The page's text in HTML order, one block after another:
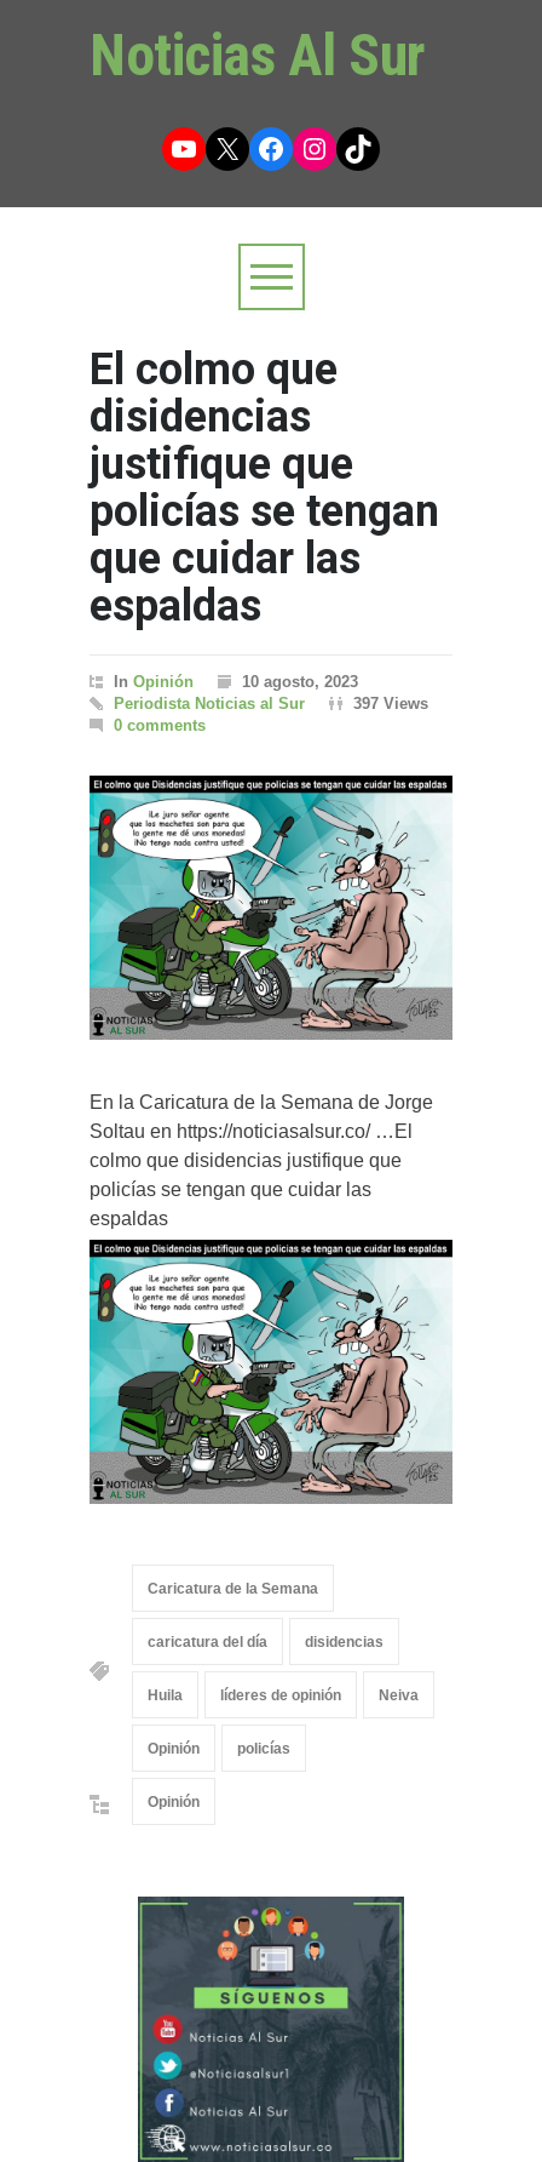
Noticias Al Sur
YouTube
X Facebook
Instagram
TikTok
El colmo que
disidencias
justifique que
policías se tengan
que cuidar las
espaldas
In Opinión
10 agosto, 2023
Periodista Noticias al Sur
397 Views
0 comments
En la Caricatura de la Semana de Jorge
Soltau en https://noticiasalsur.co/ …El
colmo que disidencias justifique que
policías se tengan que cuidar las
espaldas
Caricatura de la Semana
caricatura del día disidencias
Huila líderes de opinión Neiva
Opinión policías
Opinión